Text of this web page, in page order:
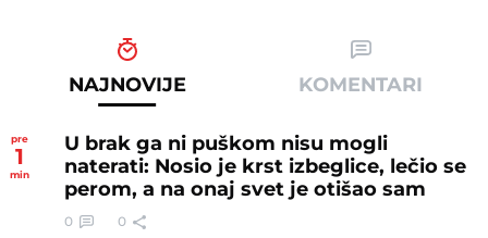
NAJNOVIJE KOMENTARI
pre
1
min
U brak ga ni puškom nisu mogli
naterati: Nosio je krst izbeglice, lečio se
perom, a na onaj svet je otišao sam
0 0